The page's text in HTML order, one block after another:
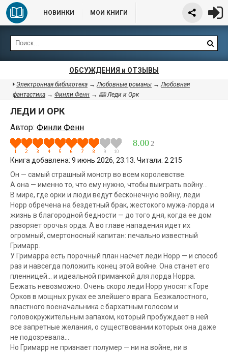
НОВИНКИ МОИ КНИГИ
ОБСУЖДЕНИЯ и ОТЗЫВЫ
Электронная библиотека →Любовные романы →Любовная
фантастика → Финли Фенн → 🕮 Леди и Орк
ЛЕДИ И ОРК
Автор: Финли Фенн
8.00 2
Книга добавлена: 9 июнь 2026, 23:13. Читали: 2 215
Он — самый страшный монстр во всем королевстве.
А она — именно то, что ему нужно, чтобы выиграть войну…
В мире, где орки и люди ведут бесконечную войну, леди
Норр обречена на бездетный брак, жестокого мужа-лорда и
жизнь в благородной бедности — до того дня, когда ее дом
разоряет орочья орда. А во главе нападения идет их
огромный, смертоносный капитан: печально известный
Гримарр.
У Гримарра есть порочный план насчет леди Норр — и способ
раз и навсегда положить конец этой войне. Она станет его
пленницей… и идеальной приманкой для лорда Норра.
Бежать невозможно. Очень скоро леди Норр уносят к Горе
Орков в мощных руках ее злейшего врага. Безжалостного,
властного военачальника с бархатным голосом и
головокружительным запахом, который пробуждает в ней
все запретные желания, о существовании которых она даже
не подозревала…
Но Гримарр не признает полумер — ни на войне, ни в